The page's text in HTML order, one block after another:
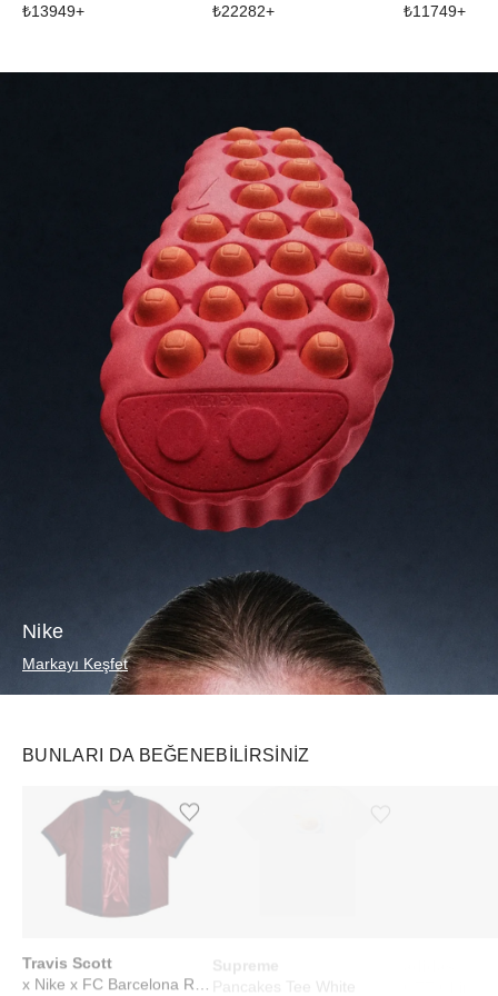
₺13949+ ₺22282+ ₺11749+
Nike
Markayı Keşfet
BUNLARI DA BEĞENEBILIRSINIZ
Travis Scott
Ürünü istek listesine ekle veya listeden çıkar
Supreme
Pancakes Tee White
Ürünü istek listesine ekle veya listeden çıkar